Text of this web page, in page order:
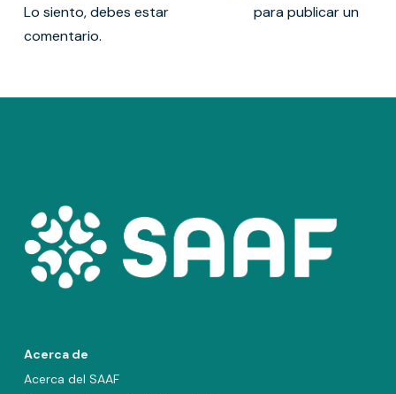
Lo siento, debes estar
para publicar un
comentario.
Acerca de
Acerca del SAAF